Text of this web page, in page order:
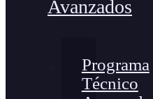
Avanzados
Programa
Técnico